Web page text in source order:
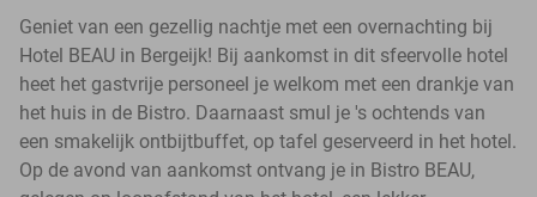
Geniet van een gezellig nachtje met een overnachting bij
Hotel BEAU in Bergeijk! Bij aankomst in dit sfeervolle hotel
heet het gastvrije personeel je welkom met een drankje van
het huis in de Bistro. Daarnaast smul je 's ochtends van
een smakelijk ontbijtbuffet, op tafel geserveerd in het hotel.
Op de avond van aankomst ontvang je in Bistro BEAU,